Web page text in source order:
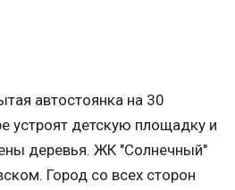
автостоянка на 30
устроят детскую площадку и
деревья. ЖК "Солнечный"
Город со всех сторон